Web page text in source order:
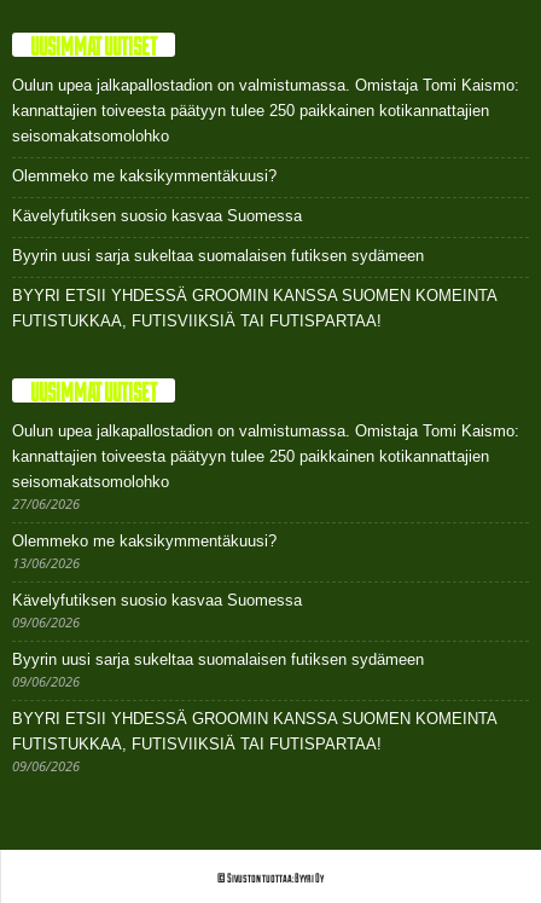
UUSIMMAT UUTISET
Oulun upea jalkapallostadion on valmistumassa. Omistaja Tomi Kaismo:
kannattajien toiveesta päätyyn tulee 250 paikkainen kotikannattajien
seisomakatsomolohko
Olemmeko me kaksikymmentäkuusi?
Kävelyfutiksen suosio kasvaa Suomessa
Byyrin uusi sarja sukeltaa suomalaisen futiksen sydämeen
BYYRI ETSII YHDESSÄ GROOMIN KANSSA SUOMEN KOMEINTA
FUTISTUKKAA, FUTISVIIKSIÄ TAI FUTISPARTAA!
UUSIMMAT UUTISET
Oulun upea jalkapallostadion on valmistumassa. Omistaja Tomi Kaismo:
kannattajien toiveesta päätyyn tulee 250 paikkainen kotikannattajien
seisomakatsomolohko
27/06/2026
Olemmeko me kaksikymmentäkuusi?
13/06/2026
Kävelyfutiksen suosio kasvaa Suomessa
09/06/2026
Byyrin uusi sarja sukeltaa suomalaisen futiksen sydämeen
09/06/2026
BYYRI ETSII YHDESSÄ GROOMIN KANSSA SUOMEN KOMEINTA
FUTISTUKKAA, FUTISVIIKSIÄ TAI FUTISPARTAA!
09/06/2026
© Sivuston tuottaa: Byyri Oy